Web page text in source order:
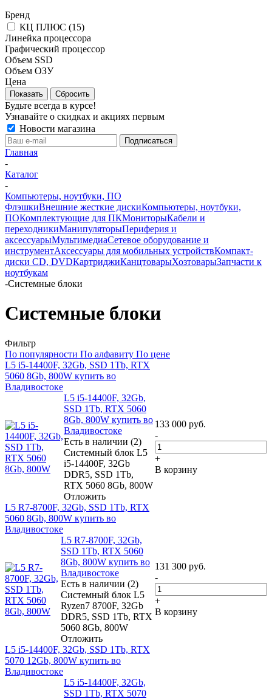
Бренд
КЦ ПЛЮС (15)
Линейка процессора
Графический процессор
Объем SSD
Объем ОЗУ
Цена
Сбросить
Будьте всегда в курсе!
Узнавайте о скидках и акциях первым
Новости магазина
Главная
-
Каталог
-
Компьютеры, ноутбуки, ПО
ФлэшкиВнешние жесткие дискиКомпьютеры, ноутбуки,
ПОКомплектующие для ПКМониторыКабели и
переходникиМанипуляторыПериферия и
аксессуарыМультимедиаСетевое оборудование и
инструментАксессуары для мобильных устройствКомпакт-
диски CD, DVDКартриджиКанцтоварыХозтоварыЗапчасти к
ноутбукам
-Системные блоки
Системные блоки
Фильтр
По популярности По алфавиту По цене
L5 i5-14400F, 32Gb, SSD 1Tb, RTX
5060 8Gb, 800W купить во
Владивостоке
L5 i5-14400F, 32Gb,
SSD 1Tb, RTX 5060
8Gb, 800W купить во
Владивостоке
Есть в наличии (2)
Системный блок L5
i5-14400F, 32Gb
DDR5, SSD 1Tb,
RTX 5060 8Gb, 800W
Отложить
133 000 руб.
-
+
В корзину
L5 R7-8700F, 32Gb, SSD 1Tb, RTX
5060 8Gb, 800W купить во
Владивостоке
L5 R7-8700F, 32Gb,
SSD 1Tb, RTX 5060
8Gb, 800W купить во
Владивостоке
Есть в наличии (2)
Системный блок L5
Ryzen7 8700F, 32Gb
DDR5, SSD 1Tb, RTX
5060 8Gb, 800W
Отложить
131 300 руб.
-
+
В корзину
L5 i5-14400F, 32Gb, SSD 1Tb, RTX
5070 12Gb, 800W купить во
Владивостоке
L5 i5-14400F, 32Gb,
SSD 1Tb, RTX 5070